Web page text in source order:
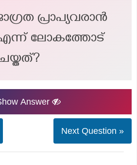
പ്രാപ്യവരാൻ
ലോകത്തോട്
Answer
Next Question »